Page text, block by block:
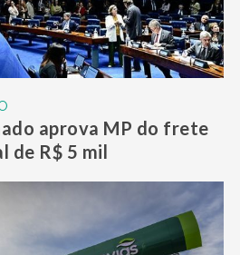
aprova MP do frete
de R$ 5 mil